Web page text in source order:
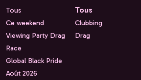
Tous
Ce weekend
Viewing Party Drag
Race
Global Black Pride
Août 2026
Tous
Clubbing
Drag